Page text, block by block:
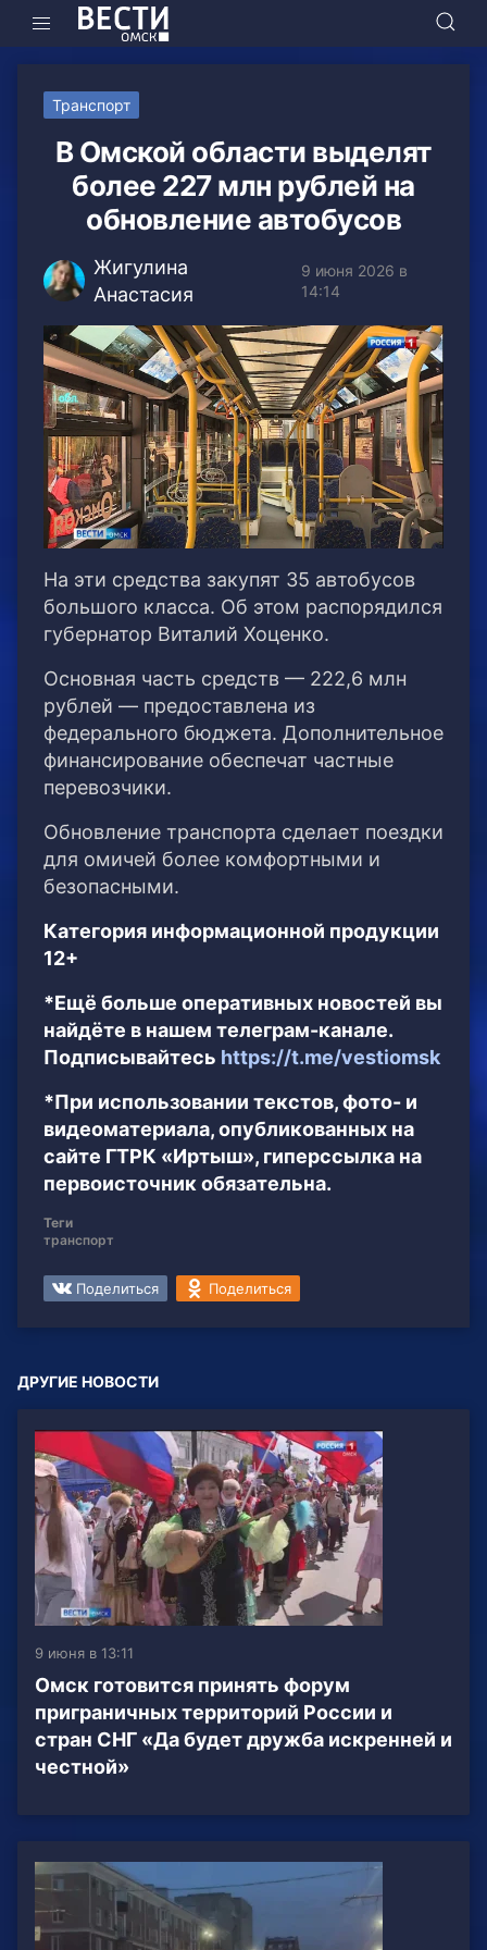
Транспорт
В Омской области выделят
более 227 млн рублей на
обновление автобусов
Жигулина
Анастасия
9 июня 2026 в
14:14
На эти средства закупят 35 автобусов
большого класса. Об этом распорядился
губернатор Виталий Хоценко.
Основная часть средств — 222,6 млн
рублей — предоставлена из
федерального бюджета. Дополнительное
финансирование обеспечат частные
перевозчики.
Обновление транспорта сделает поездки
для омичей более комфортными и
безопасными.
Категория информационной продукции
12+
*Ещё больше оперативных новостей вы
найдёте в нашем телеграм-канале.
Подписывайтесь https://t.me/vestiomsk
*При использовании текстов, фото- и
видеоматериала, опубликованных на
сайте ГТРК «Иртыш», гиперссылка на
первоисточник обязательна.
Теги
транспорт
Поделиться Поделиться
ДРУГИЕ НОВОСТИ
9 июня в 13:11
Омск готовится принять форум
приграничных территорий России и
стран СНГ «Да будет дружба искренней и
честной»